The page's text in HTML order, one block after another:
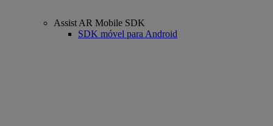
Assist AR Mobile SDK
SDK móvel para Android